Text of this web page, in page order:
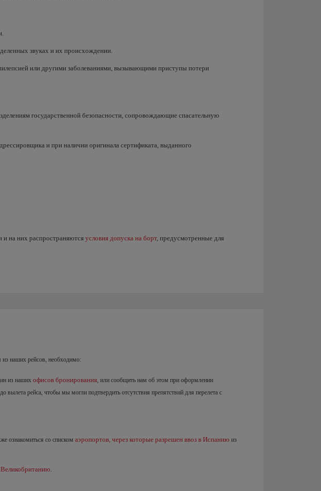
звуках и их происхождении.
или другими заболеваниями, вызывающими приступы потери
государственной безопасности, сопровождающие спасательную
и при наличии оригинала сертификата, выданного
на них распространяются условия допуска на борт, предусмотренные для
из наших рейсов, необходимо:
из наших офисов бронирования , или сообщить нам об этом при оформлении
вылета рейса, чтобы мы могли подтвердить отсутствия препятствий для перелета с
ознакомиться со списком аэропортов, через которые разрешен ввоз в Испанию из